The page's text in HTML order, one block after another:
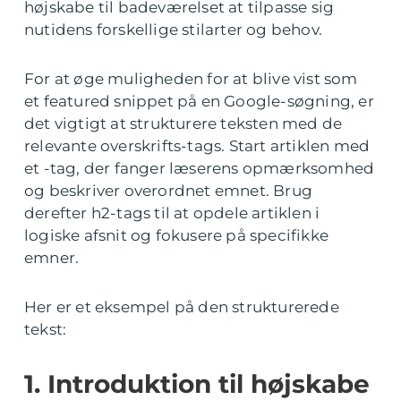
højskabe til badeværelset at tilpasse sig
nutidens forskellige stilarter og behov.
For at øge muligheden for at blive vist som
et featured snippet på en Google-søgning, er
det vigtigt at strukturere teksten med de
relevante overskrifts-tags. Start artiklen med
et -tag, der fanger læserens opmærksomhed
og beskriver overordnet emnet. Brug
derefter h2-tags til at opdele artiklen i
logiske afsnit og fokusere på specifikke
emner.
Her er et eksempel på den strukturerede
tekst:
1. Introduktion til højskabe